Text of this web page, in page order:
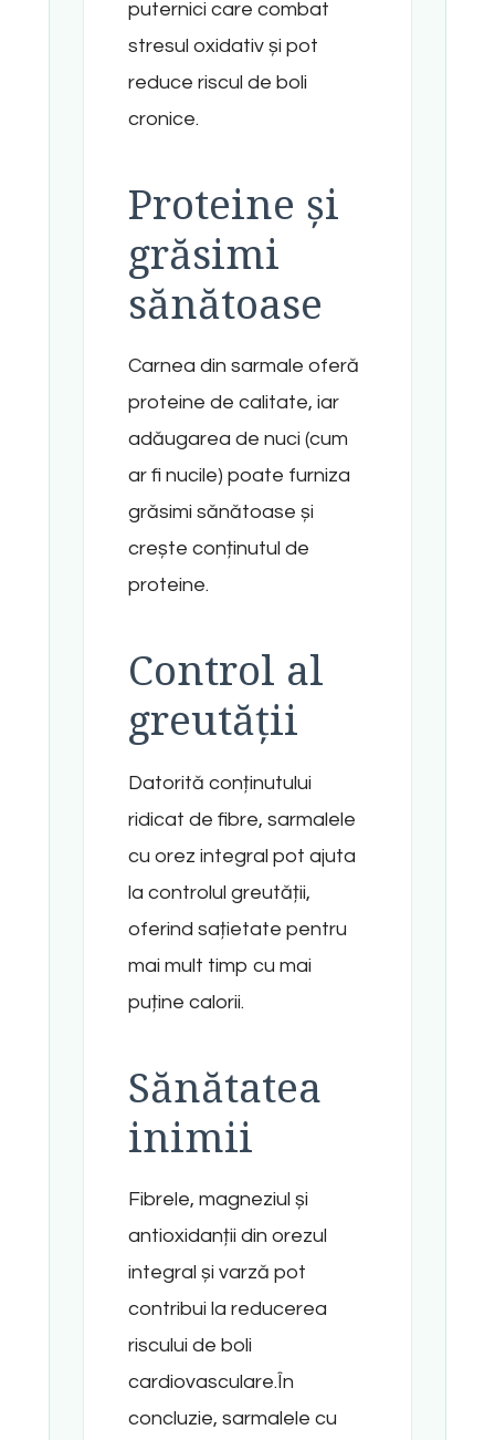
puternici care combat
stresul oxidativ și pot
reduce riscul de boli
cronice.
Proteine și
grăsimi
sănătoase
Carnea din sarmale oferă
proteine de calitate, iar
adăugarea de nuci (cum
ar fi nucile) poate furniza
grăsimi sănătoase și
crește conținutul de
proteine.
Control al
greutății
Datorită conținutului
ridicat de fibre, sarmalele
cu orez integral pot ajuta
la controlul greutății,
oferind sațietate pentru
mai mult timp cu mai
puține calorii.
Sănătatea
inimii
Fibrele, magneziul și
antioxidanții din orezul
integral și varză pot
contribui la reducerea
riscului de boli
cardiovasculare.În
concluzie, sarmalele cu